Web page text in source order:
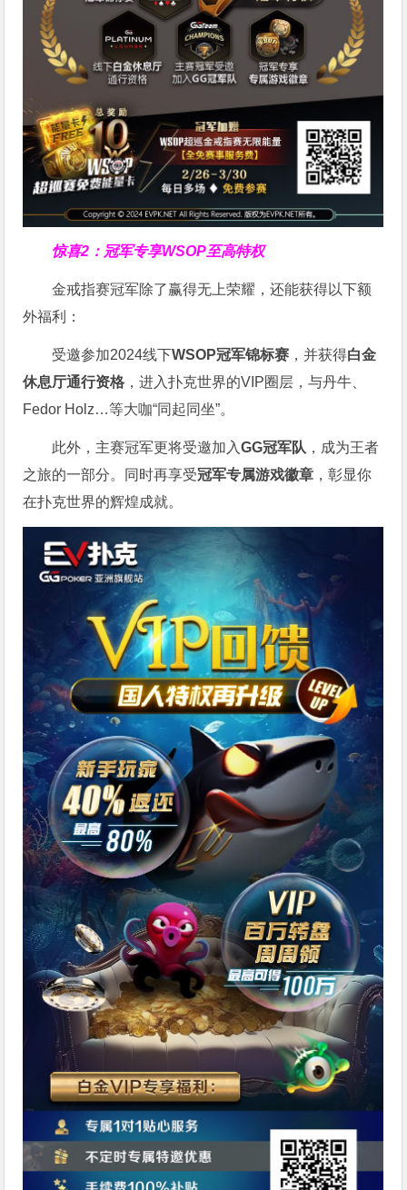
惊喜2：冠军专享WSOP至高特权
金戒指赛冠军除了赢得无上荣耀，还能获得以下额
外福利：
受邀参加2024线下WSOP冠军锦标赛 ，并获得白金
休息厅通行资格 ，进入扑克世界的VIP圈层，与丹牛、
Fedor Holz…等大咖“同起同坐”。
此外，主赛冠军更将受邀加入GG冠军队 ，成为王者
之旅的一部分。同时再享受冠军专属游戏徽章 ，彰显你
在扑克世界的辉煌成就。